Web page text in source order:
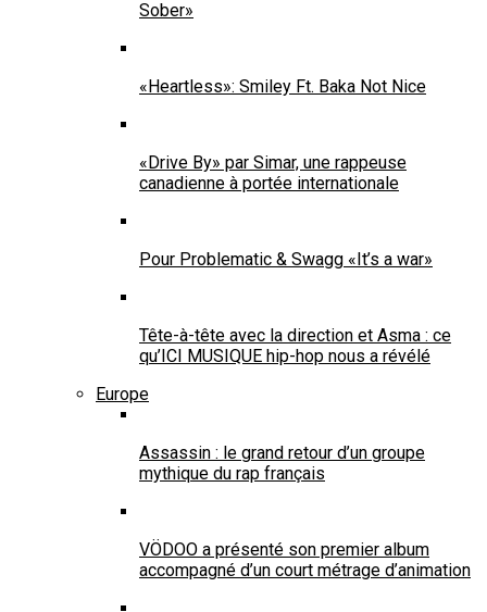
Sober»
«Heartless»: Smiley Ft. Baka Not Nice
«Drive By» par Simar, une rappeuse
canadienne à portée internationale
Pour Problematic & Swagg «It’s a war»
Tête-à-tête avec la direction et Asma : ce
qu’ICI MUSIQUE hip-hop nous a révélé
Europe
Assassin : le grand retour d’un groupe
mythique du rap français
VÖDOO a présenté son premier album
accompagné d’un court métrage d’animation